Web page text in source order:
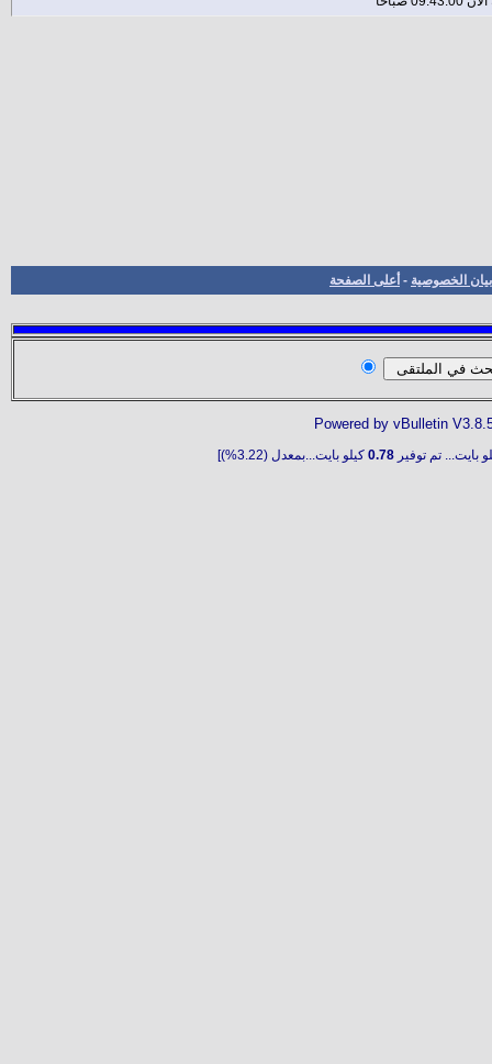
بيان الخصوصية - أعلى الصفحة
Powered by vBulletin
بايت... تم توفير 0.78 كيلو بايت...بمعدل (3.22%)]